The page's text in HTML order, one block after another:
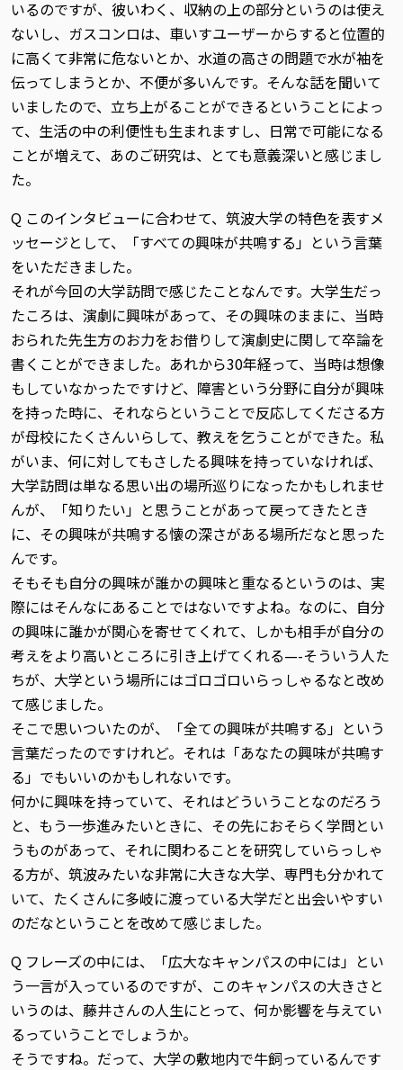
いるのですが、彼いわく、収納の上の部分というのは使え
ないし、ガスコンロは、車いすユーザーからすると位置的
に高くて非常に危ないとか、水道の高さの問題で水が袖を
伝ってしまうとか、不便が多いんです。そんな話を聞いて
いましたので、立ち上がることができるということによっ
て、生活の中の利便性も生まれますし、日常で可能になる
ことが増えて、あのご研究は、とても意義深いと感じまし
た。
Q このインタビューに合わせて、筑波大学の特色を表すメ
ッセージとして、「すべての興味が共鳴する」という言葉
をいただきました。
それが今回の大学訪問で感じたことなんです。大学生だっ
たころは、演劇に興味があって、その興味のままに、当時
おられた先生方のお力をお借りして演劇史に関して卒論を
書くことができました。あれから30年経って、当時は想像
もしていなかったですけど、障害という分野に自分が興味
を持った時に、それならということで反応してくださる方
が母校にたくさんいらして、教えを乞うことができた。私
がいま、何に対してもさしたる興味を持っていなければ、
大学訪問は単なる思い出の場所巡りになったかもしれませ
んが、「知りたい」と思うことがあって戻ってきたとき
に、その興味が共鳴する懐の深さがある場所だなと思った
んです。
そもそも自分の興味が誰かの興味と重なるというのは、実
際にはそんなにあることではないですよね。なのに、自分
の興味に誰かが関心を寄せてくれて、しかも相手が自分の
考えをより高いところに引き上げてくれる—-そういう人た
ちが、大学という場所にはゴロゴロいらっしゃるなと改め
て感じました。
そこで思いついたのが、「全ての興味が共鳴する」という
言葉だったのですけれど。それは「あなたの興味が共鳴す
る」でもいいのかもしれないです。
何かに興味を持っていて、それはどういうことなのだろう
と、もう一歩進みたいときに、その先におそらく学問とい
うものがあって、それに関わることを研究していらっしゃ
る方が、筑波みたいな非常に大きな大学、専門も分かれて
いて、たくさんに多岐に渡っている大学だと出会いやすい
のだなということを改めて感じました。
Q フレーズの中には、「広大なキャンパスの中には」とい
う一言が入っているのですが、このキャンパスの大きさと
いうのは、藤井さんの人生にとって、何か影響を与えてい
るっていうことでしょうか。
そうですね。だって、大学の敷地内で牛飼っているんです